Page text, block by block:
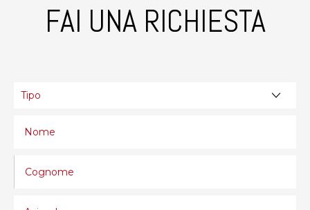
FAI UNA RICHIESTA